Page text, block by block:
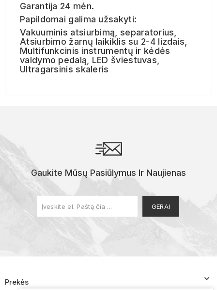
Garantija 24 mėn.
Papildomai galima užsakyti:
Vakuuminis atsiurbimą, separatorius,
Atsiurbimo žarnų laikiklis su 2-4 lizdais,
Multifunkcinis instrumentų ir kėdės
valdymo pedalą, LED šviestuvas,
Ultragarsinis skaleris
Gaukite Mūsų Pasiūlymus Ir Naujienas
Prekės 